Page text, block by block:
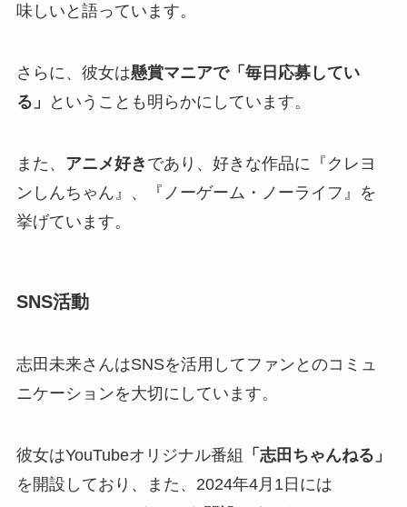
味しいと語っています。
さらに、彼女は懸賞マニアで「毎日応募してい
る」
ということも明らかにしています。
また、 アニメ好き であり、好きな作品に『クレヨ
ンしんちゃん』、『ノーゲーム・ノーライフ』を
挙げています。
SNS活動
志田未来さんはSNSを活用してファンとのコミュ
ニケーションを大切にしています。
彼女はYouTubeオリジナル番組 「志田ちゃんねる」
を開設しており、また、2024年4月1日には